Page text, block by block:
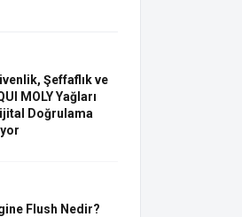
Şeffaflık ve
MOLY Yağları
Doğrulama
Flush Nedir?